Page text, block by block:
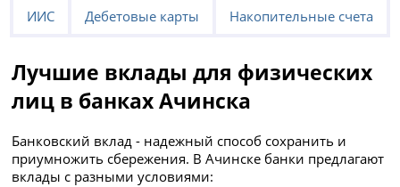
ИИС Дебетовые карты Накопительные счета
Лучшие вклады для физических
лиц в банках Ачинска
Банковский вклад - надежный способ сохранить и
приумножить сбережения. В Ачинске банки предлагают
вклады с разными условиями: